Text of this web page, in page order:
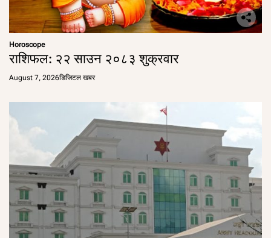
Horoscope
राशिफल: २२ साउन २०८३ शुक्रवार
August 7, 2026डिजिटल खबर